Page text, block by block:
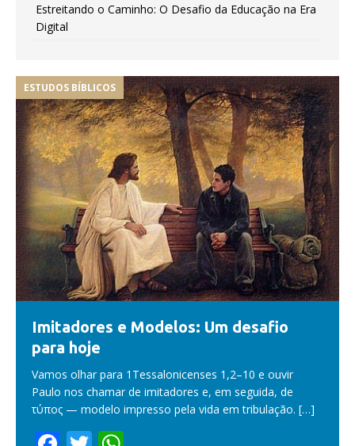
Estreitando o Caminho: O Desafio da Educação na Era
Digital
ESTUDOS BÍBLICOS
Imitadores e Modelos: Um desafio
para hoje
Vamos olhar para 1Tessalonicenses 1,2–10 e ouvir
Paulo nos chamar de imitadores e, em seguida, de
τύπος — modelo impresso pela vida em tribulação. […]